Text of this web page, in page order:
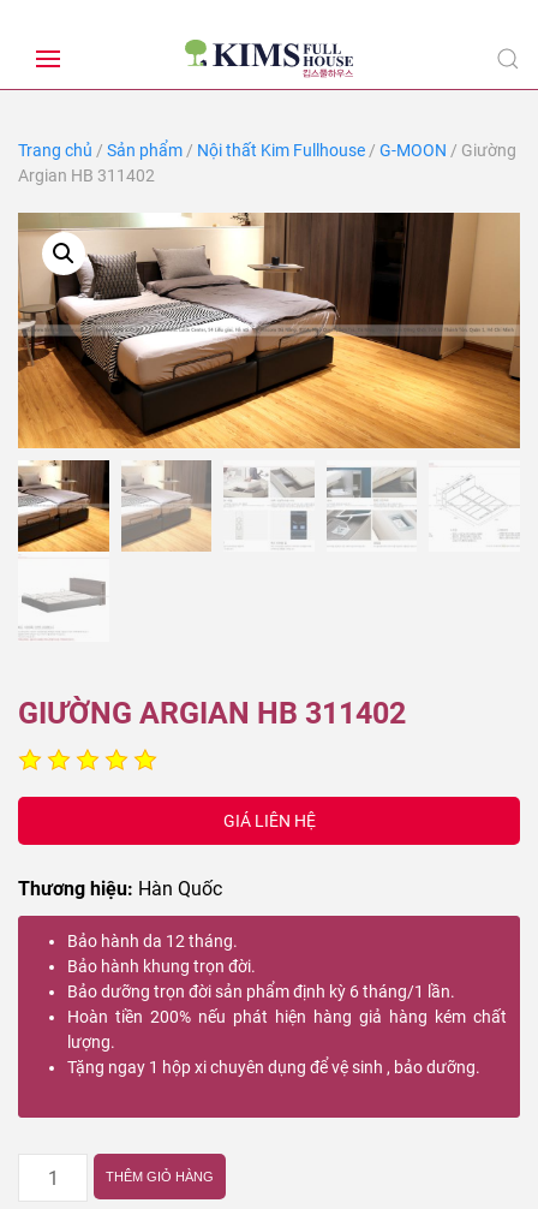
Trang chủ / Sản phẩm / Nội thất Kim Fullhouse / G-MOON / Giường
Argian HB 311402
GIƯỜNG ARGIAN HB 311402
GIÁ LIÊN HỆ
Thương hiệu: Hàn Quốc
Bảo hành da 12 tháng.
Bảo hành khung trọn đời.
Bảo dưỡng trọn đời sản phẩm định kỳ 6 tháng/1 lần.
Hoàn tiền 200% nếu phát hiện hàng giả hàng kém chất
lượng.
Tặng ngay 1 hộp xi chuyên dụng để vệ sinh , bảo dưỡng.
lượng
THÊM GIỎ HÀNG